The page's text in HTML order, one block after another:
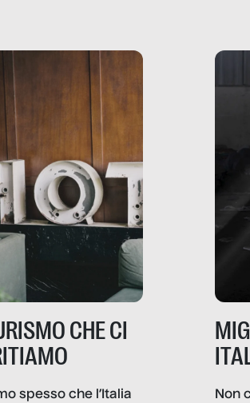
la
la
CHE CI
spesso che l’Italia
Non